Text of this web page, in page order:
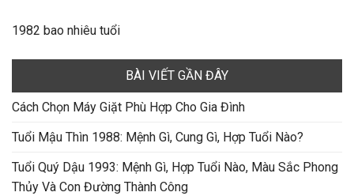
1982 bao nhiêu tuổi
BÀI VIẾT GẦN ĐÂY
Cách Chọn Máy Giặt Phù Hợp Cho Gia Đình
Tuổi Mậu Thìn 1988: Mệnh Gì, Cung Gì, Hợp Tuổi Nào?
Tuổi Quý Dậu 1993: Mệnh Gì, Hợp Tuổi Nào, Màu Sắc Phong
Thủy Và Con Đường Thành Công